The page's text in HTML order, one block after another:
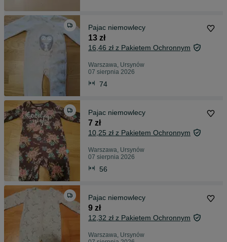
Pajac niemowlecy
13 zł
16,46 zł z Pakietem Ochronnym
Warszawa, Ursynów
07 sierpnia 2026
74
Pajac niemowlecy
7 zł
10,25 zł z Pakietem Ochronnym
Warszawa, Ursynów
07 sierpnia 2026
56
Pajac niemowlecy
9 zł
12,32 zł z Pakietem Ochronnym
Warszawa, Ursynów